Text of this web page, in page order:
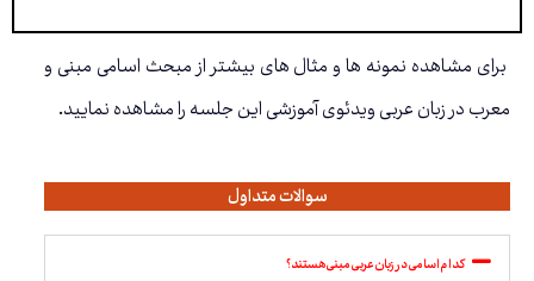
برای مشاهده نمونه ها و مثال های بیشتر از مبحث اسامی مبنی و
معرب در زبان عربی ویدئوی آموزشی این جلسه را مشاهده نمایید.
سوالات متداول
کدام اسامی در زبان عربی مبنی هستند؟